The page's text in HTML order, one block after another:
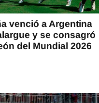
venció a Argentina
y se consagró
del Mundial 2026